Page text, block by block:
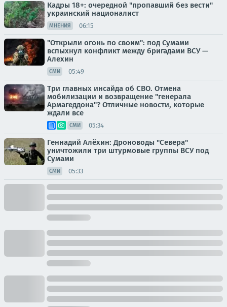
Кадры 18+: очередной "пропавший без вести"
украинский националист
МНЕНИЯ 06:15
"Открыли огонь по своим": под Сумами
вспыхнул конфликт между бригадами ВСУ —
Алехин
СМИ 05:49
Три главных инсайда об СВО. Отмена
мобилизации и возвращение "генерала
Армагеддона"? Отличные новости, которые
ждали все
СМИ 05:34
Геннадий Алёхин: Дроноводы "Севера"
уничтожили три штурмовые группы ВСУ под
Сумами
СМИ 05:33